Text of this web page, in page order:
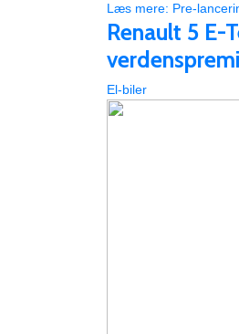
Læs mere: Pre-
Renault 5 E-
El-biler